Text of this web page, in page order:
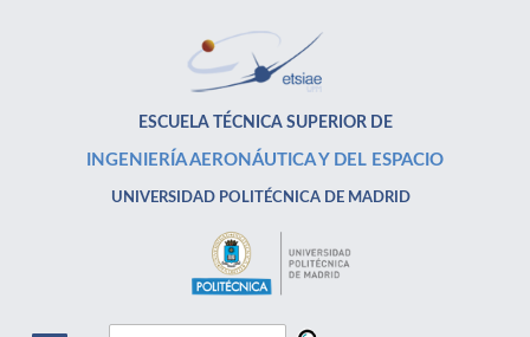
ESCUELA TÉCNICA SUPERIOR DE
INGENIERÍA AERONÁUTICA Y DEL ESPACIO
UNIVERSIDAD POLITÉCNICA DE MADRID